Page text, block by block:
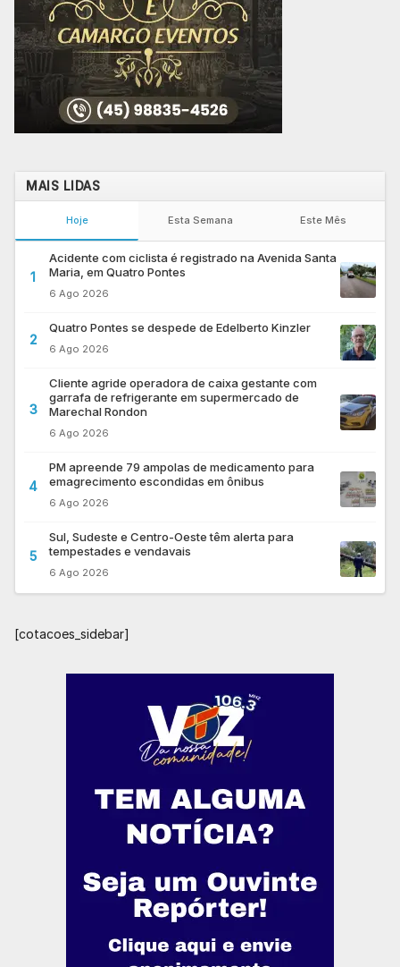
MAIS LIDAS
Hoje Esta Semana Este Mês
1
Acidente com ciclista é registrado na Avenida Santa
Maria, em Quatro Pontes
6 Ago 2026
2
Quatro Pontes se despede de Edelberto Kinzler
6 Ago 2026
3
Cliente agride operadora de caixa gestante com
garrafa de refrigerante em supermercado de
Marechal Rondon
6 Ago 2026
4
PM apreende 79 ampolas de medicamento para
emagrecimento escondidas em ônibus
6 Ago 2026
5
Sul, Sudeste e Centro-Oeste têm alerta para
tempestades e vendavais
6 Ago 2026
[cotacoes_sidebar]